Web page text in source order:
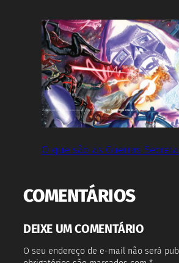
O que são as Guerras
COMENTÁRIOS
DEIXE UM COMENTÁRIO
O seu endereço de e-mail não será